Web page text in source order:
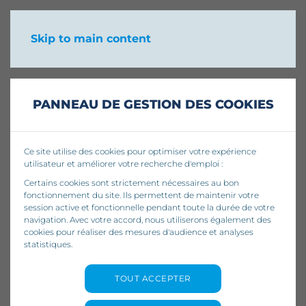
PANNEAU DE GESTION DES COOKIES
Ce site utilise des cookies pour optimiser votre expérience
utilisateur et améliorer votre recherche d'emploi :
Certains cookies sont strictement nécessaires au bon
fonctionnement du site. Ils permettent de maintenir votre
session active et fonctionnelle pendant toute la durée de votre
navigation. Avec votre accord, nous utiliserons également des
cookies pour réaliser des mesures d'audience et analyses
statistiques.
TOUT ACCEPTER
Skip to main content
Comment calculer une